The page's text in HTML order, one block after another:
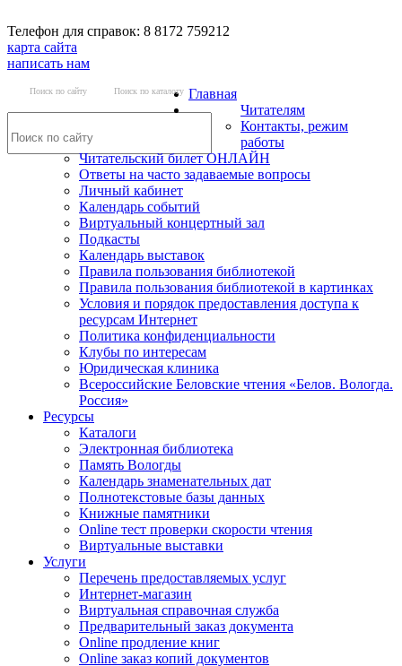
Телефон для справок: 8 8172 759212
карта сайта
написать нам
Поиск по сайту Поиск по каталогу Главная
Читателям
Контакты, режим
работы
Читательский билет ОНЛАЙН
Ответы на часто задаваемые вопросы
Личный кабинет
Календарь событий
Виртуальный концертный зал
Подкасты
Календарь выставок
Правила пользования библиотекой
Правила пользования библиотекой в картинках
Условия и порядок предоставления доступа к
ресурсам Интернет
Политика конфиденциальности
Клубы по интересам
Юридическая клиника
Всероссийские Беловские чтения «Белов. Вологда.
Россия»
Ресурсы
Каталоги
Электронная библиотека
Память Вологды
Календарь знаменательных дат
Полнотекстовые базы данных
Книжные памятники
Online тест проверки скорости чтения
Виртуальные выставки
Услуги
Перечень предоставляемых услуг
Интернет-магазин
Виртуальная справочная служба
Предварительный заказ документа
Online продление книг
Online заказ копий документов